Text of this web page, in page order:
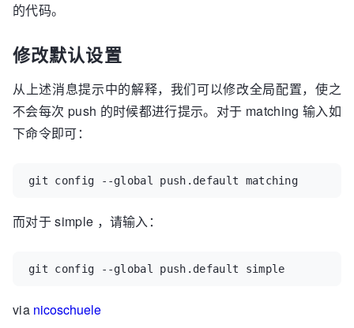
的代码。
修改默认设置
从上述消息提示中的解释，我们可以修改全局配置，使之
不会每次 push 的时候都进行提示。对于 matching 输入如
下命令即可：
而对于 simple ，请输入：
via nicoschuele